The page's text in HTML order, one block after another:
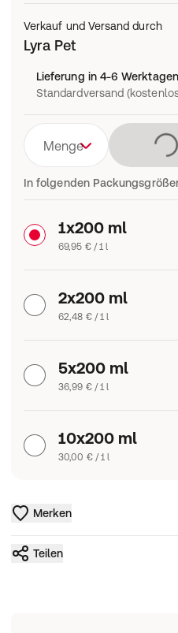
Verkauf und Versand durch
Lyra Pet
Lieferung in 4-6 Werktagen
Standardversand
Menge
In folgenden
1x200 ml
69,95 € / 1 l
2x200 ml
62,48 € / 1 l
5x200 ml
36,99 € / 1 l
10x200 ml
30,00 € / 1 l
Merken
Teilen